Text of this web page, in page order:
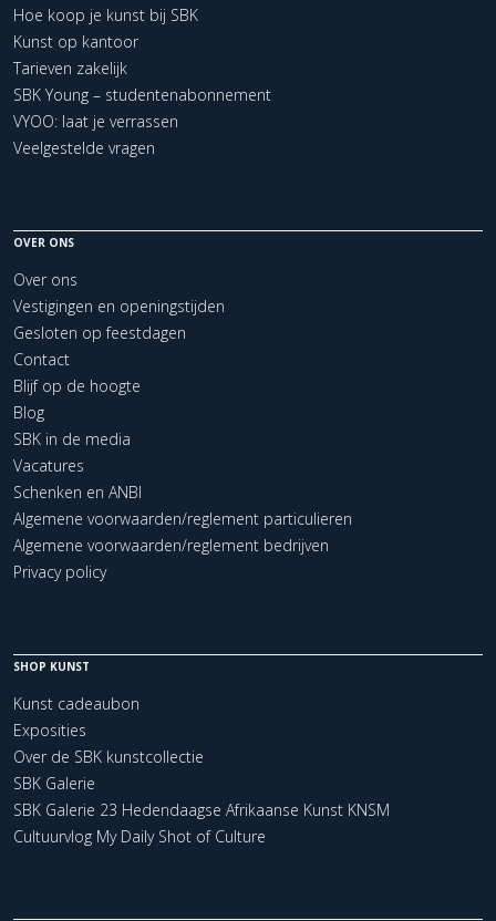
Hoe koop je kunst bij SBK
Kunst op kantoor
Tarieven zakelijk
SBK Young – studentenabonnement
VYOO: laat je verrassen
Veelgestelde vragen
OVER ONS
Over ons
Vestigingen en openingstijden
Gesloten op feestdagen
Contact
Blijf op de hoogte
Blog
SBK in de media
Vacatures
Schenken en ANBI
Algemene voorwaarden/reglement particulieren
Algemene voorwaarden/reglement bedrijven
Privacy policy
SHOP KUNST
Kunst cadeaubon
Exposities
Over de SBK kunstcollectie
SBK Galerie
SBK Galerie 23 Hedendaagse Afrikaanse Kunst KNSM
Cultuurvlog My Daily Shot of Culture